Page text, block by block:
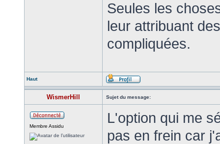
Seules les
leur attribuant
compliquées.
Haut
WismerHill Sujet du message:
Membre Assidu
L'option qui me
pas en frein car